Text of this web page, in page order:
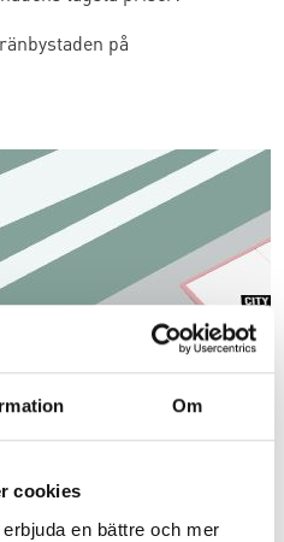
Om
cookies
en bättre och mer
hitta i
KARTAN
på